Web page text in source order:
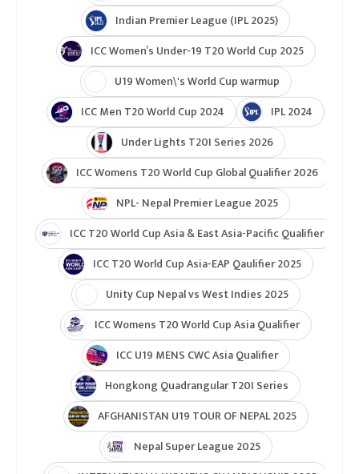
Indian Premier League (IPL 2025)
ICC Women’s Under-19 T20 World Cup 2025
U19 Women\'s World Cup warmup
ICC Men T20 World Cup 2024
IPL 2024
Under Lights T20I Series 2026
ICC Womens T20 World Cup Global Qualifier 2026
NPL- Nepal Premier League 2025
ICC T20 World Cup Asia & East Asia-Pacific Qualifier
ICC T20 World Cup Asia-EAP Qaulifier 2025
Unity Cup Nepal vs West Indies 2025
ICC Womens T20 World Cup Asia Qualifier
ICC U19 MENS CWC Asia Qualifier
Hongkong Quadrangular T20I Series
AFGHANISTAN U19 TOUR OF NEPAL 2025
Nepal Super League 2025